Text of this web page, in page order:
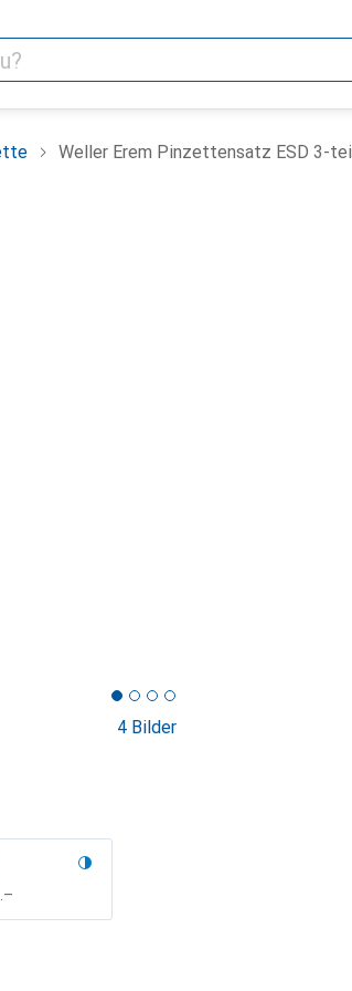
Weller Erem Pinzettensatz ESD 3-
4 Bilder